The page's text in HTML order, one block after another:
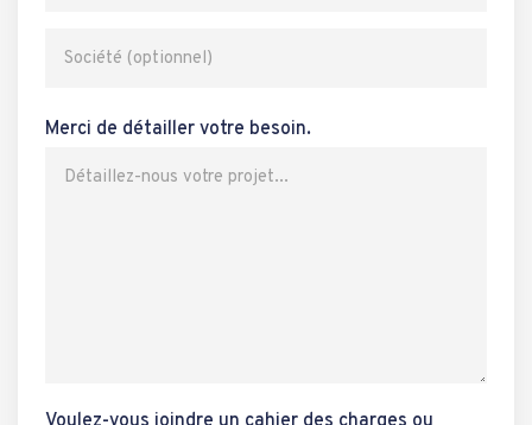
Merci de détailler votre besoin.